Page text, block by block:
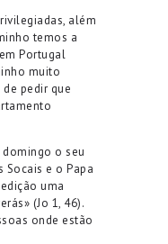
além
temos a
Portugal
muito
de pedir que
o seu
Socais e o Papa
uma
(Jo 1, 46).
onde estão